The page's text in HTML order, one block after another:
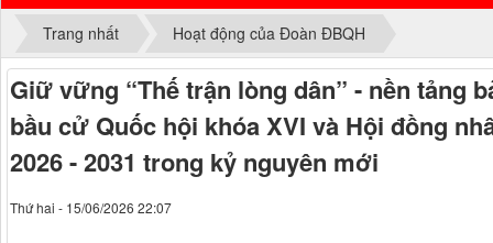
Trang nhất Hoạt động của Đoàn ĐBQH
Giữ vững “Thế trận lòng dân” - nền tảng
bầu cử Quốc hội khóa XVI và Hội đồng
2026 - 2031 trong kỷ nguyên mới
Thứ hai - 15/06/2026 22:07